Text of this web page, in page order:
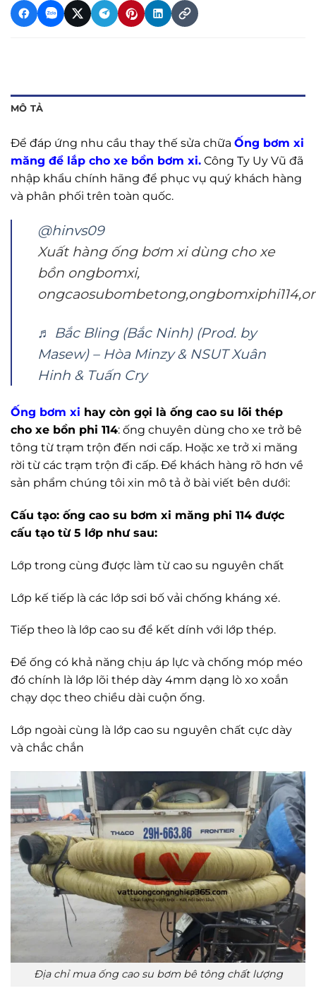
MÔ TẢ
Để đáp ứng nhu cầu thay thế sửa chữa Ống bơm xi
măng để lắp cho xe bồn bơm xi. Công Ty Uy Vũ đã
nhập khẩu chính hãng để phục vụ quý khách hàng
và phân phối trên toàn quốc.
@hinvs09
Xuất hàng ống bơm xi dùng cho xe
bồn ongbomxi,
♬ Bắc Bling (Bắc Ninh) (Prod. by
Masew) – Hòa Minzy & NSUT Xuân
Hinh & Tuấn Cry
Ống bơm xi hay còn gọi là ống cao su lõi thép
cho xe bồn phi 114: ống chuyên dùng cho xe trở bê
tông từ trạm trộn đến nơi cấp. Hoặc xe trở xi măng
rời từ các trạm trộn đi cấp. Để khách hàng rõ hơn về
sản phẩm chúng tôi xin mô tả ở bài viết bên dưới:
Cấu tạo: ống cao su bơm xi măng phi 114 được
cấu tạo từ 5 lớp như sau:
Lớp trong cùng được làm từ cao su nguyên chất
Lớp kế tiếp là các lớp sơi bố vải chống kháng xé.
Tiếp theo là lớp cao su để kết dính với lớp thép.
Để ống có khả năng chịu áp lực và chống móp méo
đó chính là lớp lõi thép dày 4mm dạng lò xo xoắn
chạy dọc theo chiều dài cuộn ống.
Lớp ngoài cùng là lớp cao su nguyên chất cực dày
và chắc chắn
Địa chỉ mua ống cao su bơm bê tông chất lượng